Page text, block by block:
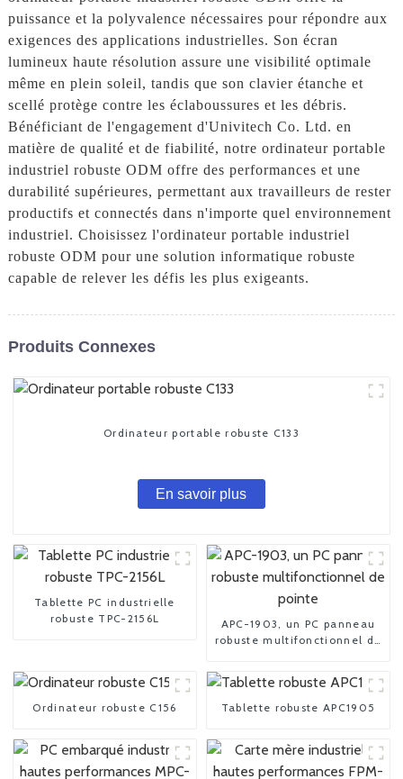
puissance et la polyvalence nécessaires pour répondre aux
exigences des applications industrielles. Son écran
lumineux haute résolution assure une visibilité optimale
même en plein soleil, tandis que son clavier étanche et
scellé protège contre les éclaboussures et les débris.
Bénéficiant de l'engagement d'Univitech Co. Ltd. en
matière de qualité et de fiabilité, notre ordinateur portable
industriel robuste ODM offre des performances et une
durabilité supérieures, permettant aux travailleurs de rester
productifs et connectés dans n'importe quel environnement
industriel. Choisissez l'ordinateur portable industriel
robuste ODM pour une solution informatique robuste
capable de relever les défis les plus exigeants.
Produits Connexes
Ordinateur portable robuste C133
En savoir plus
Tablette PC industrielle
robuste TPC-2156L
APC-1903, un PC panneau
robuste multifonctionnel de
Ordinateur robuste C156 Tablette robuste APC1905